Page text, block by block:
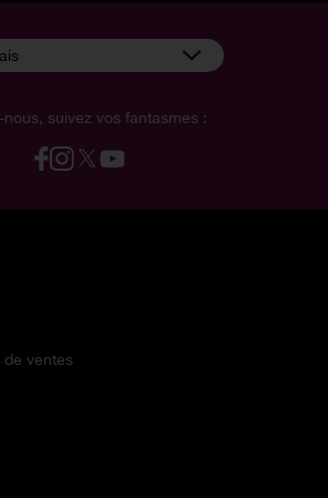
nous, suivez vos fantasmes :
de ventes